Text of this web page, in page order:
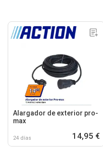
Alargador de exterior pro-
max
24 días 14,95 €